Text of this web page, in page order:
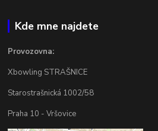
Kde mne najdete
Provozovna:
Xbowling STRAŠNICE
Starostrašnická 1002/58
Praha 10 - Vršovice